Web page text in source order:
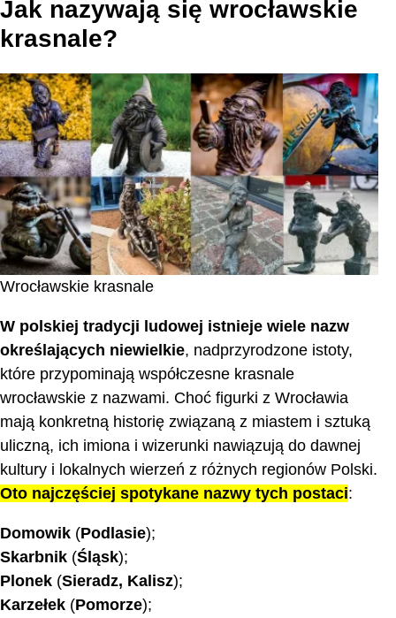
Jak nazywają się wrocławskie
krasnale?
Wrocławskie krasnale
W polskiej tradycji ludowej istnieje wiele nazw
określających niewielkie, nadprzyrodzone istoty,
które przypominają współczesne krasnale
wrocławskie z nazwami. Choć figurki z Wrocławia
mają konkretną historię związaną z miastem i sztuką
uliczną, ich imiona i wizerunki nawiązują do dawnej
kultury i lokalnych wierzeń z różnych regionów Polski.
Oto najczęściej spotykane nazwy tych postaci:
Domowik (Podlasie);
Skarbnik (Śląsk);
Plonek (Sieradz, Kalisz);
Karzełek (Pomorze);